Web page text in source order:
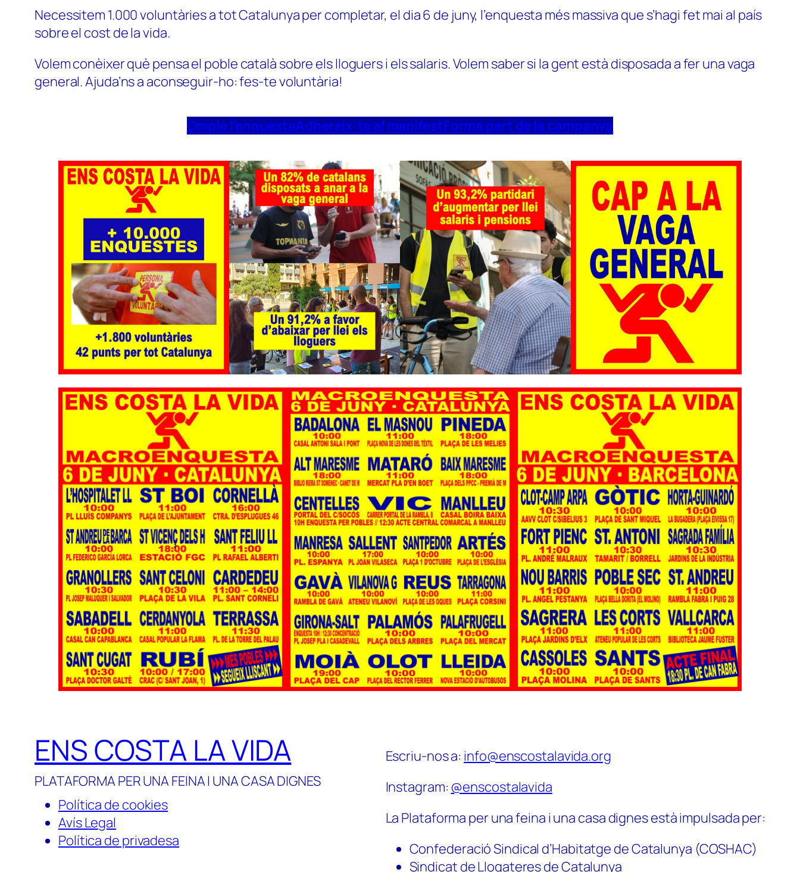
Necessitem 1.000 voluntàries a tot Catalunya per completar, el dia 6 de juny, l’enquesta més massiva que s’hagi fet mai al país
sobre el cost de la vida.
Volem conèixer què pensa el poble català sobre els lloguers i els salaris. Volem saber si la gent està disposada a fer una vaga
general. Ajuda’ns a aconseguir-ho: fes-te voluntària!
Omple l’enquestaAdhereix-te al manifestForma part de la campanya
ENS COSTA LA VIDA
PLATAFORMA PER UNA FEINA I UNA CASA DIGNES
Política de cookies
Avís Legal
Política de privadesa
Escriu-nos a: info@enscostalavida.org
Instagram: @enscostalavida
La Plataforma per una feina i una casa dignes està impulsada per:
Confederació Sindical d’Habitatge de Catalunya (COSHAC)
Sindicat de Llogateres de Catalunya